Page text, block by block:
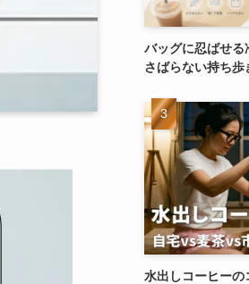
バッグに忍ばせる
さばらない持ち歩
水出しコーヒー